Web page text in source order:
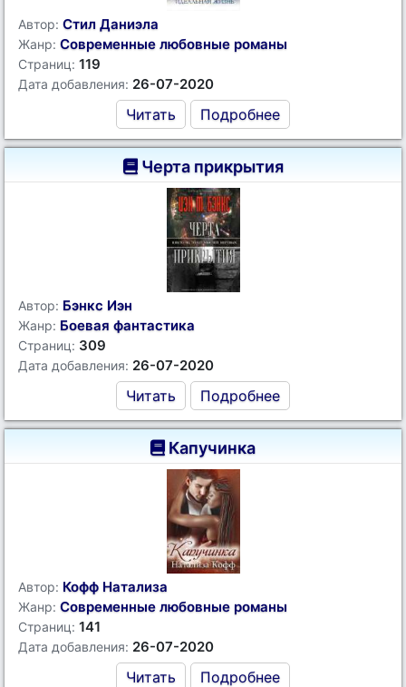
Автор: Стил Даниэла
Жанр: Современные любовные романы
Страниц: 119
Дата добавления: 26-07-2020
Читать Подробнее
Черта прикрытия
Автор: Бэнкс Иэн
Жанр: Боевая фантастика
Страниц: 309
Дата добавления: 26-07-2020
Читать Подробнее
Капучинка
Автор: Кофф Натализа
Жанр: Современные любовные романы
Страниц: 141
Дата добавления: 26-07-2020
Читать Подробнее